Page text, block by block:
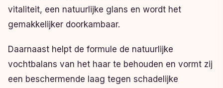
vitaliteit, een natuurlijke glans en wordt het
gemakkelijker doorkambaar.
Daarnaast helpt de formule de natuurlijke
vochtbalans van het haar te behouden en vormt zij
een beschermende laag tegen schadelijke